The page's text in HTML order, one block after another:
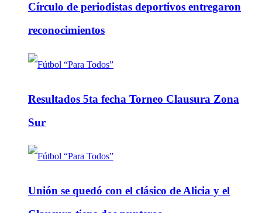
Círculo de periodistas deportivos entregaron
reconocimientos
Resultados 5ta fecha Torneo Clausura Zona
Sur
Unión se quedó con el clásico de Alicia y el